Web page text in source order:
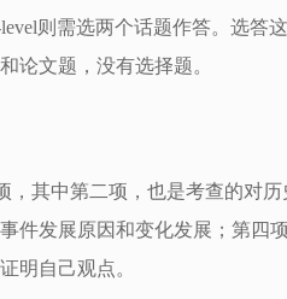
则需选两个话题作答。选答
论文题，没有选择题。
，其中第二项，也是考查的对
件发展原因和变化发展；第四
明自己观点。